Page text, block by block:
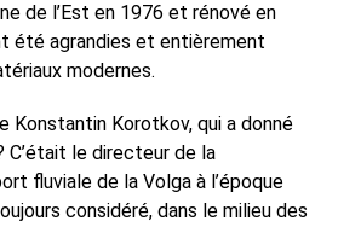
de l’Est en 1976 et rénové en
été agrandies et entièrement
modernes.
Konstantin Korotkov, qui a donné
C’était le directeur de la
fluviale de la Volga à l’époque
considéré, dans le milieu des